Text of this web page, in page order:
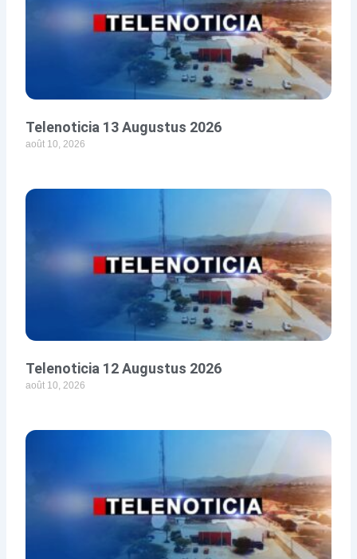
Telenoticia 13 Augustus 2026
août 10, 2026
Telenoticia 12 Augustus 2026
août 10, 2026